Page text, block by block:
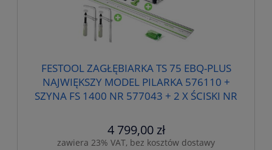
FESTOOL ZAGŁĘBIARKA TS 75 EBQ-PLUS
NAJWIĘKSZY MODEL PILARKA 576110 +
SZYNA FS 1400 NR 577043 + 2 X ŚCISKI NR
4 799,00 zł
zawiera 23% VAT, bez kosztów dostawy